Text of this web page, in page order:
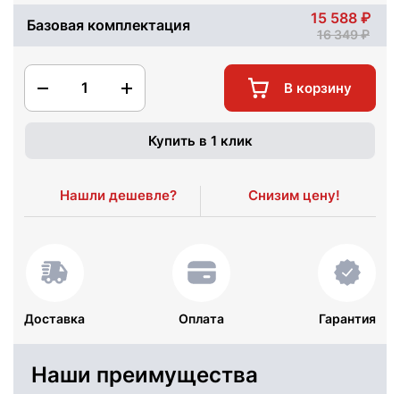
Базовая комплектация 15 588
16 349
1 В корзину
Купить в 1 клик
Нашли дешевле? Снизим цену!
Доставка Оплата Гарантия
Наши преимущества